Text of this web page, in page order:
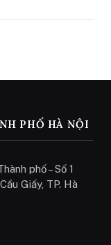
PHỐ HÀ NỘI
phố – Số 1
Giấy, TP. Hà